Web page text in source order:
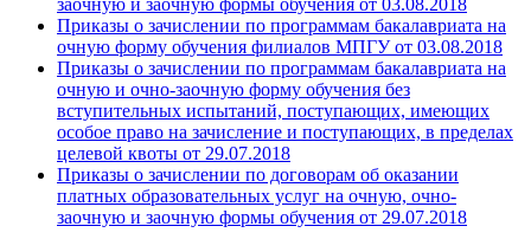
заочную и заочную формы обучения от 03.08.2018
Приказы о зачислении по программам бакалавриата на
очную форму обучения филиалов МПГУ от 03.08.2018
Приказы о зачислении по программам бакалавриата на
очную и очно-заочную форму обучения без
вступительных испытаний, поступающих, имеющих
особое право на зачисление и поступающих, в пределах
целевой квоты от 29.07.2018
Приказы о зачислении по договорам об оказании
платных образовательных услуг на очную, очно-
заочную и заочную формы обучения от 29.07.2018